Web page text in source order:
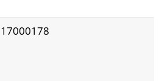
17000178